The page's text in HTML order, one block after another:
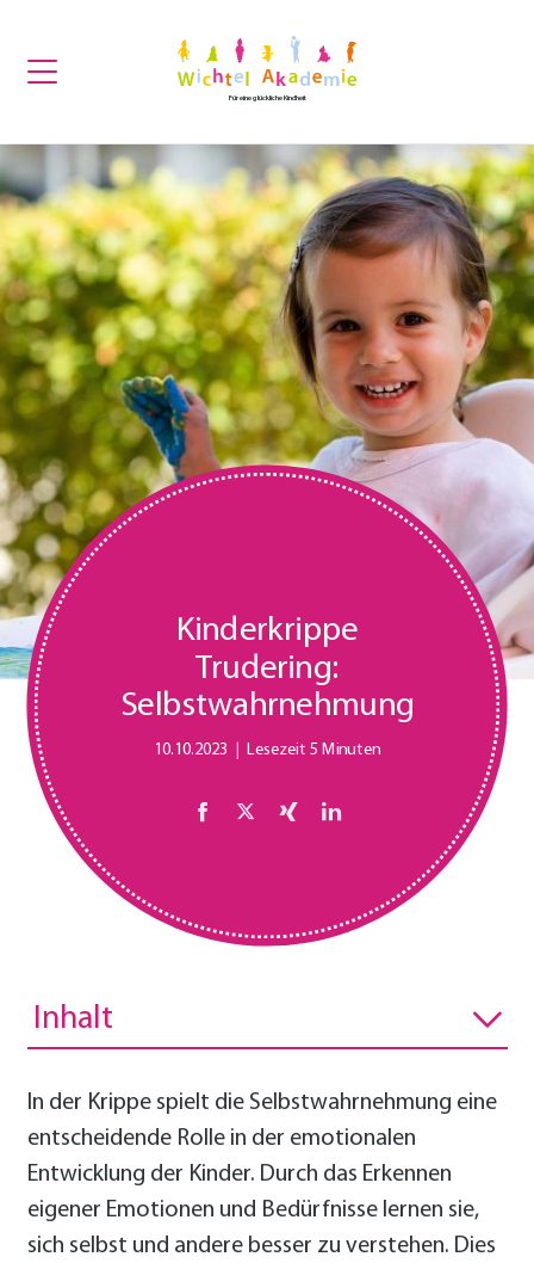
Für eine glückliche Kindheit
Kinderkrippe
Trudering:
Selbstwahrnehmung
10.10.2023 Lesezeit 5 Minuten
Inhalt
In der Krippe spielt die Selbstwahrnehmung eine
entscheidende Rolle in der emotionalen
Entwicklung der Kinder. Durch das Erkennen
eigener Emotionen und Bedürfnisse lernen sie,
sich selbst und andere besser zu verstehen. Dies